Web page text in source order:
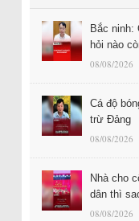
Bắc ninh:
hỏi nào
08/08/2026
Cá độ
trừ Đảng
08/08/2026
Nhà cho
dân thì
08/08/2026